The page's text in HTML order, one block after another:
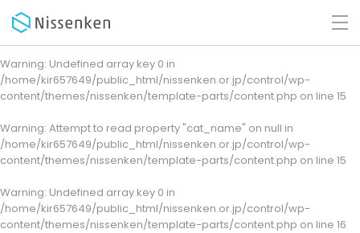
Warning: Undefined array key 0 in
/home/kir657649/public_html/nissenken.or.jp/control/wp-
content/themes/nissenken/template-parts/content.php on line 15
Warning: Attempt to read property "cat_name" on null in
/home/kir657649/public_html/nissenken.or.jp/control/wp-
content/themes/nissenken/template-parts/content.php on line 15
Warning: Undefined array key 0 in
/home/kir657649/public_html/nissenken.or.jp/control/wp-
content/themes/nissenken/template-parts/content.php on line 16